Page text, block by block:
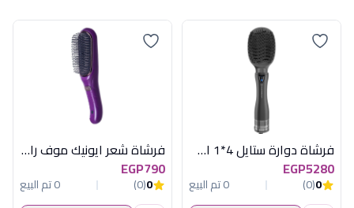
فرشاة دوارة ستايل 4*1 اسود راش براش
EGP5280
0
(0)
0 تم البيع
فرشاة شعر ايونيك موف راش براش
EGP790
0
(0)
0 تم البيع